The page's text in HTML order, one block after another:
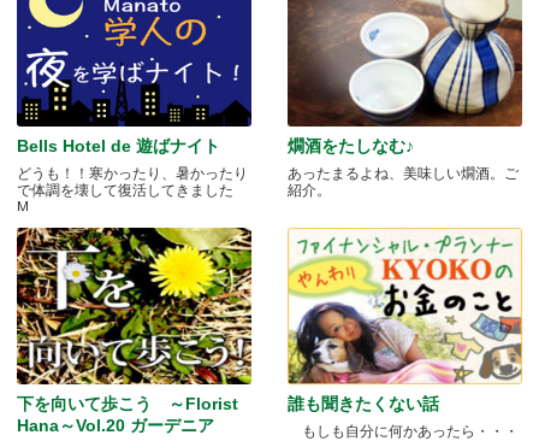
Bells Hotel de 遊ばナイト
どうも！！寒かったり、暑かったり
で体調を壊して復活してきました
M.....
燗酒をたしなむ♪
あったまるよね、美味しい燗酒。ご
紹介。
下を向いて歩こう ～Florist
Hana～Vol.20 ガーデニア
誰も聞きたくない話
もしも自分に何かあったら・・・